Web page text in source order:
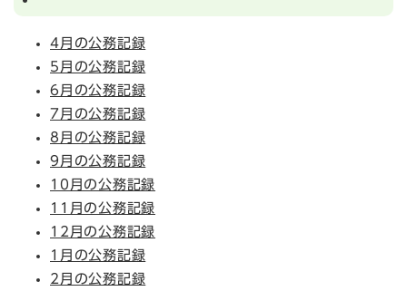
4月の公務記録
5月の公務記録
6月の公務記録
7月の公務記録
8月の公務記録
9月の公務記録
10月の公務記録
11月の公務記録
12月の公務記録
1月の公務記録
2月の公務記録